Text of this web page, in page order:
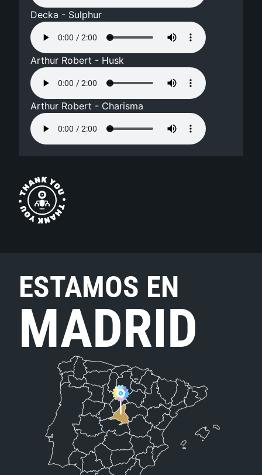
Decka - Sulphur
Arthur Robert - Husk
Arthur Robert - Charisma
ESTAMOS EN
MADRID